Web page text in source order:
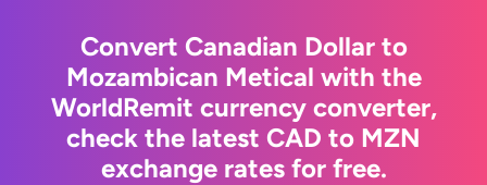
Convert Canadian Dollar to
Mozambican Metical with the
WorldRemit currency converter,
check the latest CAD to MZN
exchange rates for free.